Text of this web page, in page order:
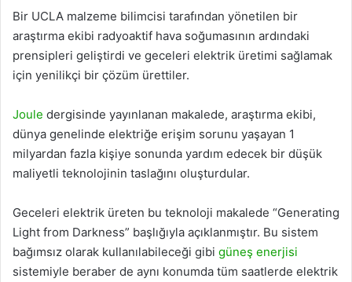
Bir UCLA malzeme bilimcisi tarafından yönetilen bir
araştırma ekibi radyoaktif hava soğumasının ardındaki
prensipleri geliştirdi ve geceleri elektrik üretimi sağlamak
için yenilikçi bir çözüm ürettiler.
Joule dergisinde yayınlanan makalede, araştırma ekibi,
dünya genelinde elektriğe erişim sorunu yaşayan 1
milyardan fazla kişiye sonunda yardım edecek bir düşük
maliyetli teknolojinin taslağını oluşturdular.
Geceleri elektrik üreten bu teknoloji makalede “Generating
Light from Darkness” başlığıyla açıklanmıştır. Bu sistem
bağımsız olarak kullanılabileceği gibi güneş enerjisi
sistemiyle beraber de aynı konumda tüm saatlerde elektrik